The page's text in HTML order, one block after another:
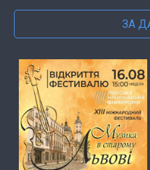
ЗА